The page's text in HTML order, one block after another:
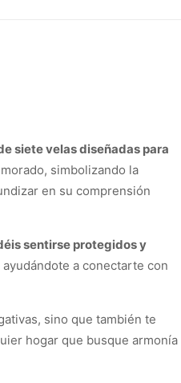
siete velas diseñadas para
simbolizando la
en su comprensión
sentirse protegidos y
a conectarte con
sino que también te
hogar que busque armonía